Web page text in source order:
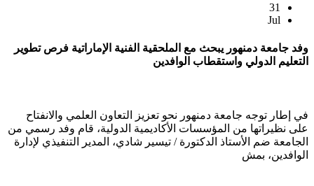
31
Jul
وفد جامعة دمنهور يبحث مع الملحقية الفنية الإماراتية فرص تطوير
التعليم الدولي واستقطاب الوافدين
في إطار توجه جامعة دمنهور نحو تعزيز التعاون العلمي والانفتاح
على نظيراتها من المؤسسات الأكاديمية الدولية، قام وفد رسمي من
الجامعة ضم الأستاذ الدكتورة / تيسير شادي، المدير التنفيذي لإدارة
الوافدين، بمش